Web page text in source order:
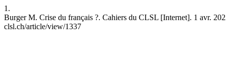
1.
Burger M. Crise du français ?. Cahiers du CLSL [Internet]. 1 avr.
clsl.ch/article/view/1337